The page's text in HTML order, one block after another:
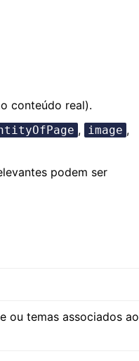
conteúdo real).
, image ,
podem ser
ou temas associados ao